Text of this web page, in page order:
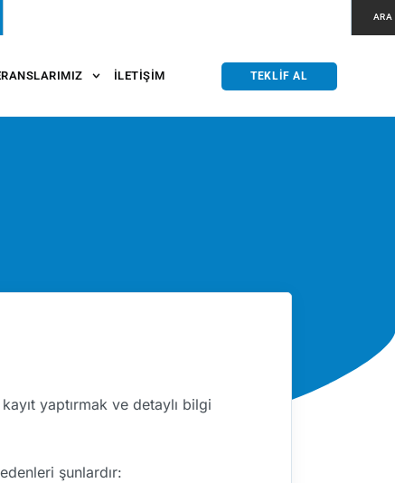
ARA
İLETIŞIM TEKLIF AL
yaptırmak ve detaylı bilgi
şunlardır: